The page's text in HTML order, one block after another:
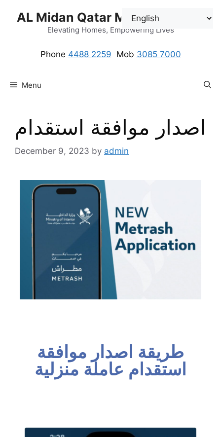
AL Midan Qatar Maids Solution
Elevating Homes, Empowering Lives
Phone 4488 2259 Mob 3085 7000
Menu
اصدار موافقة استقدام
December 9, 2023 by admin
طريقة اصدار موافقة
استقدام عاملة منزلية